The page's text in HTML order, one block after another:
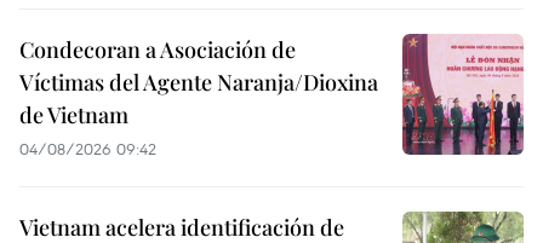
Condecoran a Asociación de
Víctimas del Agente Naranja/Dioxina
de Vietnam
04/08/2026 09:42
Vietnam acelera identificación de